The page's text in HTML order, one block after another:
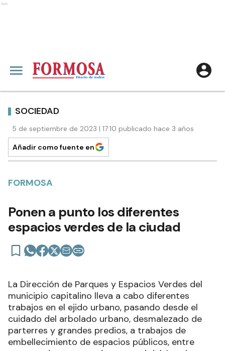
Ads
SOCIEDAD
5 de septiembre de 2023 | 17:10 publicado hace 3 años
Añadir como fuente en
FORMOSA
Ponen a punto los diferentes
espacios verdes de la ciudad
La Dirección de Parques y Espacios Verdes del
municipio capitalino lleva a cabo diferentes
trabajos en el ejido urbano, pasando desde el
cuidado del arbolado urbano, desmalezado de
parterres y grandes predios, a trabajos de
embellecimiento de espacios públicos, entre